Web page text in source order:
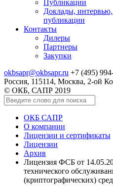
Публикации
Доклады,
публикации
Контакты
Дилеры
Партнеры
Закупки
okbsapr@okbsapr.ru +7 (495)
Россия, 115114, Москва, 2-ой
© ОКБ, САПР 2019
ОКБ САПР
О компании
Лицензии и сертификаты
Лицензии
Архив
Лицензия ФСБ от
технического
(криптографических)